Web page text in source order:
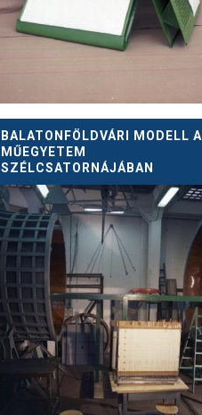
BALATONFÖLDVÁRI MODELL A
MŰEGYETEM
SZÉLCSATORNÁJÁBAN